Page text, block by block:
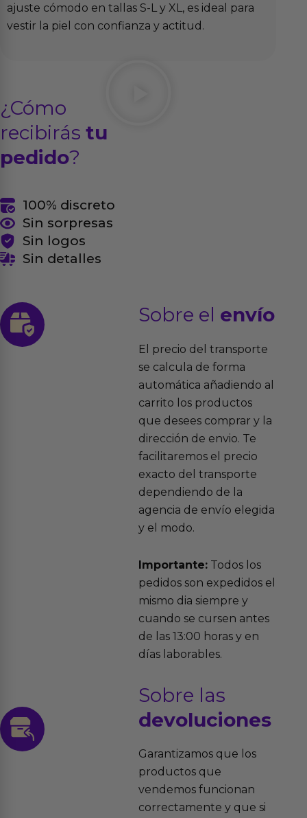
ajuste cómodo en tallas S-L y XL, es ideal para
vestir la piel con confianza y actitud.
¿Cómo
recibirás tu
pedido?
100% discreto
Sin sorpresas
Sin logos
Sin detalles
Sobre el envío
El precio del transporte
se calcula de forma
automática añadiendo al
carrito los productos
que desees comprar y la
dirección de envio. Te
facilitaremos el precio
exacto del transporte
dependiendo de la
agencia de envío elegida
y el modo.
Importante:Todos los
pedidos son expedidos el
mismo dia siempre y
cuando se cursen antes
de las 13:00 horas y en
días laborables.
Sobre las
devoluciones
Garantizamos que los
productos que
vendemos funcionan
correctamente y que si